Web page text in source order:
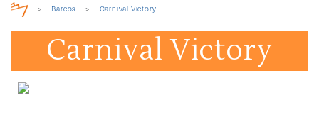
> Barcos > Carnival Victory
Carnival Victory